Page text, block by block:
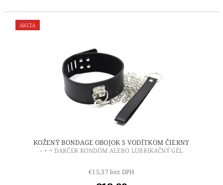
AKCIA
KOŽENÝ BONDAGE OBOJOK S VODÍTKOM ČIERNY
- + + DARČEK KONDÓM ALEBO LUBRIKAČNÝ GÉL
€15,37 bez DPH